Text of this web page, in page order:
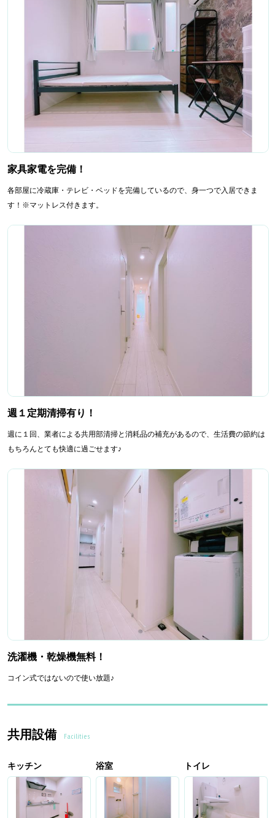
家具家電を完備！
各部屋に冷蔵庫・テレビ・ベッドを完備しているので、身一つで入居できま
す！※マットレス付きます。
週１定期清掃有り！
週に１回、業者による共用部清掃と消耗品の補充があるので、生活費の節約は
もちろんとても快適に過ごせます♪
洗濯機・乾燥機無料！
コイン式ではないので使い放題♪
共用設備 Facilities
キッチン 浴室 トイレ